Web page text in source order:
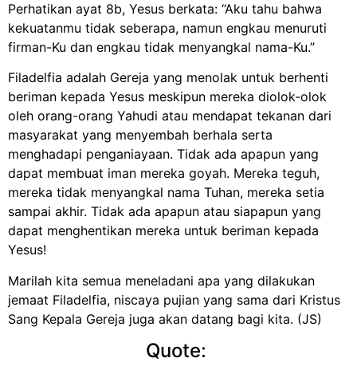
Perhatikan ayat 8b, Yesus berkata: “Aku tahu bahwa
kekuatanmu tidak seberapa, namun engkau menuruti
firman-Ku dan engkau tidak menyangkal nama-Ku.”
Filadelfia adalah Gereja yang menolak untuk berhenti
beriman kepada Yesus meskipun mereka diolok-olok
oleh orang-orang Yahudi atau mendapat tekanan dari
masyarakat yang menyembah berhala serta
menghadapi penganiayaan. Tidak ada apapun yang
dapat membuat iman mereka goyah. Mereka teguh,
mereka tidak menyangkal nama Tuhan, mereka setia
sampai akhir. Tidak ada apapun atau siapapun yang
dapat menghentikan mereka untuk beriman kepada
Yesus!
Marilah kita semua meneladani apa yang dilakukan
jemaat Filadelfia, niscaya pujian yang sama dari Kristus
Sang Kepala Gereja juga akan datang bagi kita. (JS)
Quote: